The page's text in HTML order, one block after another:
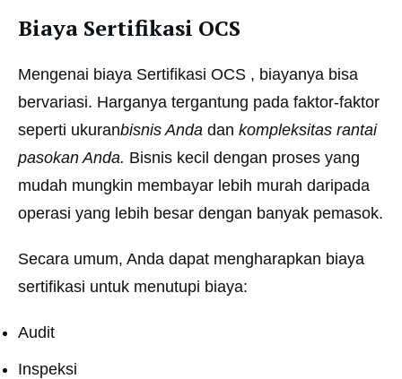
Biaya Sertifikasi OCS
Mengenai biaya Sertifikasi OCS , biayanya bisa
bervariasi. Harganya tergantung pada faktor-faktor
seperti ukuranbisnis Anda dan kompleksitas rantai
pasokan Anda. Bisnis kecil dengan proses yang
mudah mungkin membayar lebih murah daripada
operasi yang lebih besar dengan banyak pemasok.
Secara umum, Anda dapat mengharapkan biaya
sertifikasi untuk menutupi biaya:
Audit
Inspeksi